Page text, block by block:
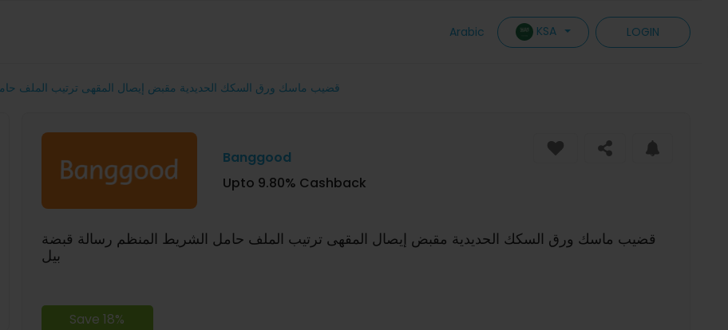
Arabic KSA LOGIN
قضيب ماسك ورق السكك الحديدية مقبض إيصال المقهى ترتيب الملف
Banggood
Upto 9.80% Cashback
قضيب ماسك ورق السكك الحديدية مقبض إيصال المقهى ترتيب الملف حامل الشريط المنظم رسالة قبضة
بيل
Save 18%